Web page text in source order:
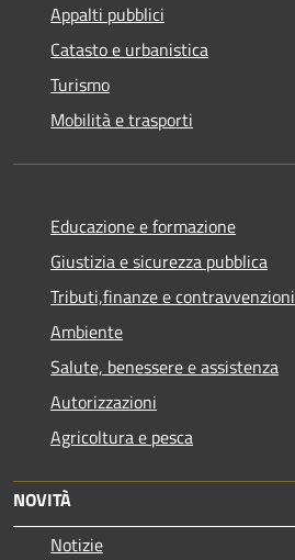
Appalti pubblici
Catasto e urbanistica
Turismo
Mobilità e trasporti
Educazione e formazione
Giustizia e sicurezza pubblica
Tributi,finanze e contravvenzioni
Ambiente
Salute, benessere e assistenza
Autorizzazioni
Agricoltura e pesca
NOVITÀ
Notizie